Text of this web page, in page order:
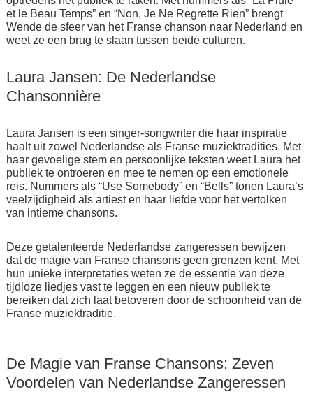
et le Beau Temps” en “Non, Je Ne Regrette Rien” brengt
Wende de sfeer van het Franse chanson naar Nederland en
weet ze een brug te slaan tussen beide culturen.
Laura Jansen: De Nederlandse
Chansonnière
Laura Jansen is een singer-songwriter die haar inspiratie
haalt uit zowel Nederlandse als Franse muziektradities. Met
haar gevoelige stem en persoonlijke teksten weet Laura het
publiek te ontroeren en mee te nemen op een emotionele
reis. Nummers als “Use Somebody” en “Bells” tonen Laura’s
veelzijdigheid als artiest en haar liefde voor het vertolken
van intieme chansons.
Deze getalenteerde Nederlandse zangeressen bewijzen
dat de magie van Franse chansons geen grenzen kent. Met
hun unieke interpretaties weten ze de essentie van deze
tijdloze liedjes vast te leggen en een nieuw publiek te
bereiken dat zich laat betoveren door de schoonheid van de
Franse muziektraditie.
De Magie van Franse Chansons: Zeven
Voordelen van Nederlandse Zangeressen